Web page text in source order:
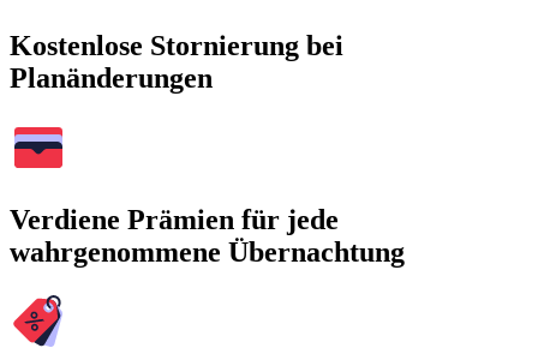
Kostenlose Stornierung bei
Planänderungen
Verdiene Prämien für jede
wahrgenommene Übernachtung